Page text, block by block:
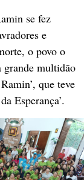
se fez
e
o povo o
grande multidão
que teve
Esperança’.